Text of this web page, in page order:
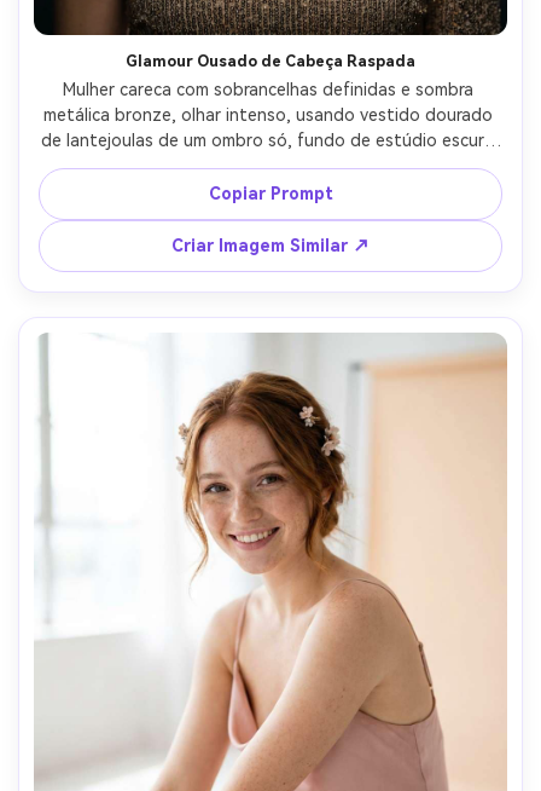
Glamour Ousado de Cabeça Raspada
Mulher careca com sobrancelhas definidas e sombra
metálica bronze, olhar intenso, usando vestido dourado
de lantejoulas de um ombro só, fundo de estúdio escuro
com névoa suave, luz de recorte contornando cabeça e
ombros além de luz principal suave, Canon EOS R6 50mm
f/1.2, enquadramento de meio corpo, clima poderoso de
passarela, sombras naturais, brilho detalhado do tecido,
alta resolução, foco extremamente nítido --ar 4:5
Copiar Prompt
Criar Imagem Similar ↗